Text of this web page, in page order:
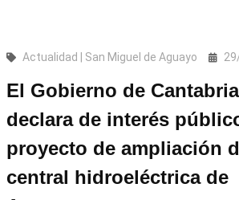
Actualidad | San Miguel de Aguayo
El Gobierno de Cantabria
declara de interés
proyecto de ampliación
central hidroeléctrica de